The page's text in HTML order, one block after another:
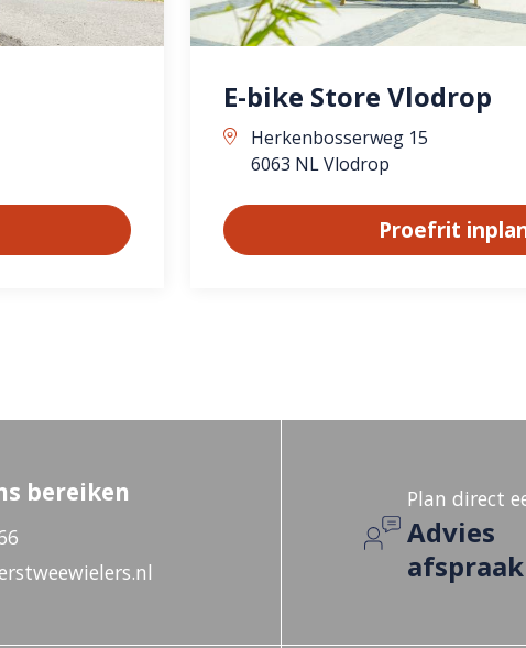
E-bike Store Vlodrop
Herkenbosserweg 15
6063 NL Vlodrop
Proefrit
bereiken Plan direct
Advies
afspraak